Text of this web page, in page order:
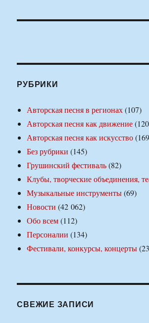
РУБРИКИ
Авторская песня в регионах(107)
Авторская песня как движение
Авторская песня как искусство
Без рубрики (145)
Грушинский фестиваль(82)
Клубы, творческие объединения,
Музыкальные инструменты(69)
Новости (42 062)
Обо всем(112)
Персоналии (134)
Фестивали, конкурсы, концерты
СВЕЖИЕ ЗАПИСИ